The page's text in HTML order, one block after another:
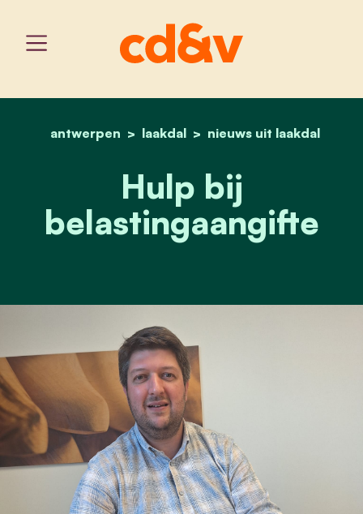
home
antwerpen laakdal nieuws uit laakdal
hulp bij belastingaangifte
Hulp bij
belastingaangifte